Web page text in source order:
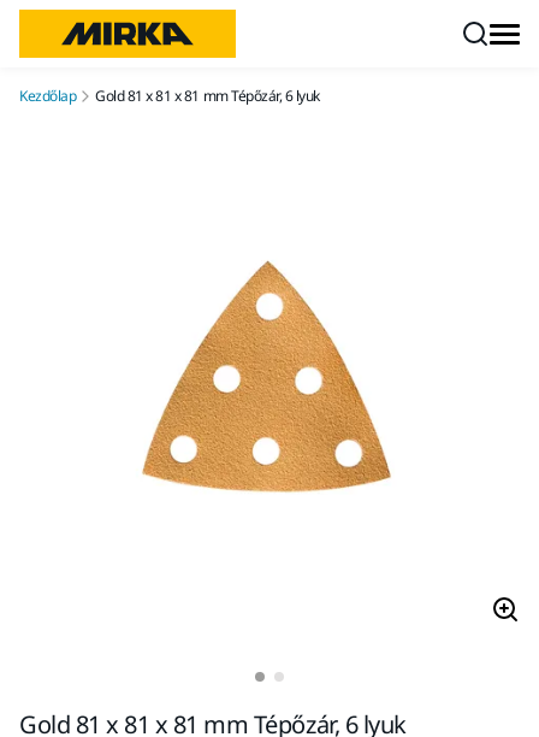
Kezdőlap Gold 81 x 81 x 81 mm Tépőzár, 6 lyuk
Gold 81 x 81 x 81 mm Tépőzár, 6 lyuk